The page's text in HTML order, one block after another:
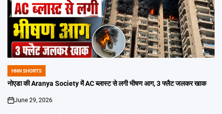
POSTED
IN
HNN SHORTS
नोएडा की Aranya Society में AC ब्लास्ट से लगी भीषण आग, 3 फ्लैट जलकर खाक
on
June 29, 2026